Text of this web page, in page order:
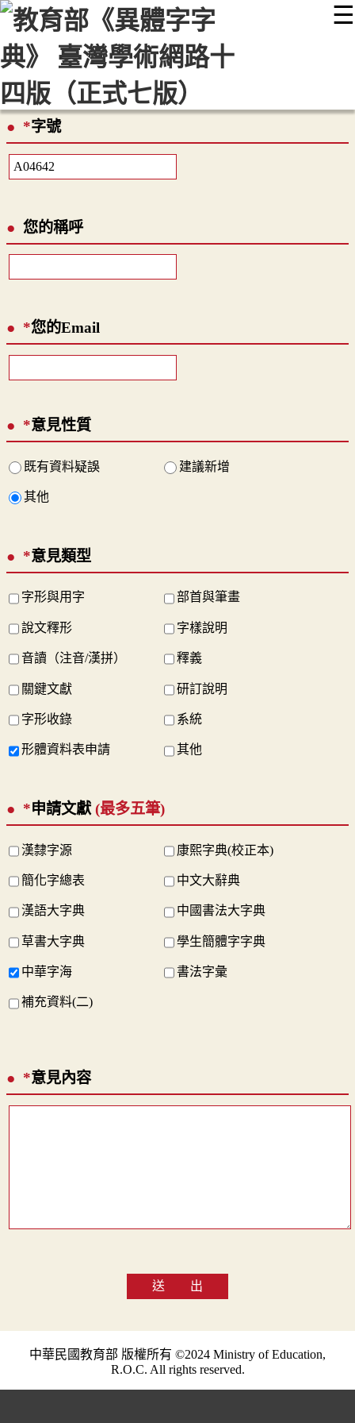
☰
::: 最新消息 常見問題 編輯說明
顯示模式
網站導覽
*字號
您的稱呼
*您的Email
*意見性質
既有資料疑誤 建議新增
其他
*意見類型
字形與用字 部首與筆畫
說文釋形 字樣說明
音讀（注音/漢拼） 釋義
關鍵文獻 研訂說明
字形收錄 系統
形體資料表申請 其他
*申請文獻 (最多五筆)
漢隸字源 康熙字典(校正本)
簡化字總表 中文大辭典
漢語大字典 中國書法大字典
草書大字典 學生簡體字字典
中華字海 書法字彙
補充資料(二)
*意見內容
送 出
中華民國教育部 版權所有 ©2024 Ministry of Education,
R.O.C. All rights reserved.